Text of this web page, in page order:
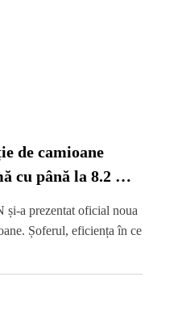
de camioane
cu până la 8.2 %
a prezentat oficial noua
Șoferul, eficiența în ce